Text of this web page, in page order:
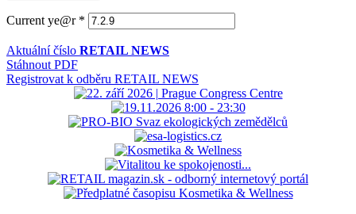
Current ye@r *
Aktuální číslo RETAIL NEWS
Stáhnout PDF
Registrovat k odběru RETAIL NEWS